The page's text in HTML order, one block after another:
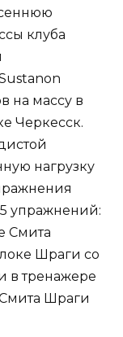
клуба
на массу в
Черкесск.
нагрузку
упражнений:
Смита
Шраги со
в тренажере
Шраги